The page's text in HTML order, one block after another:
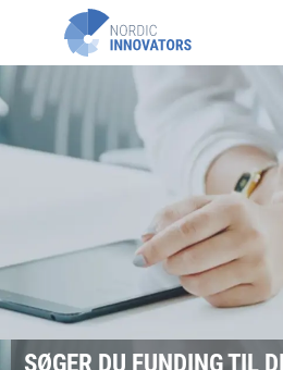
SØGER DU FUNDING TIL